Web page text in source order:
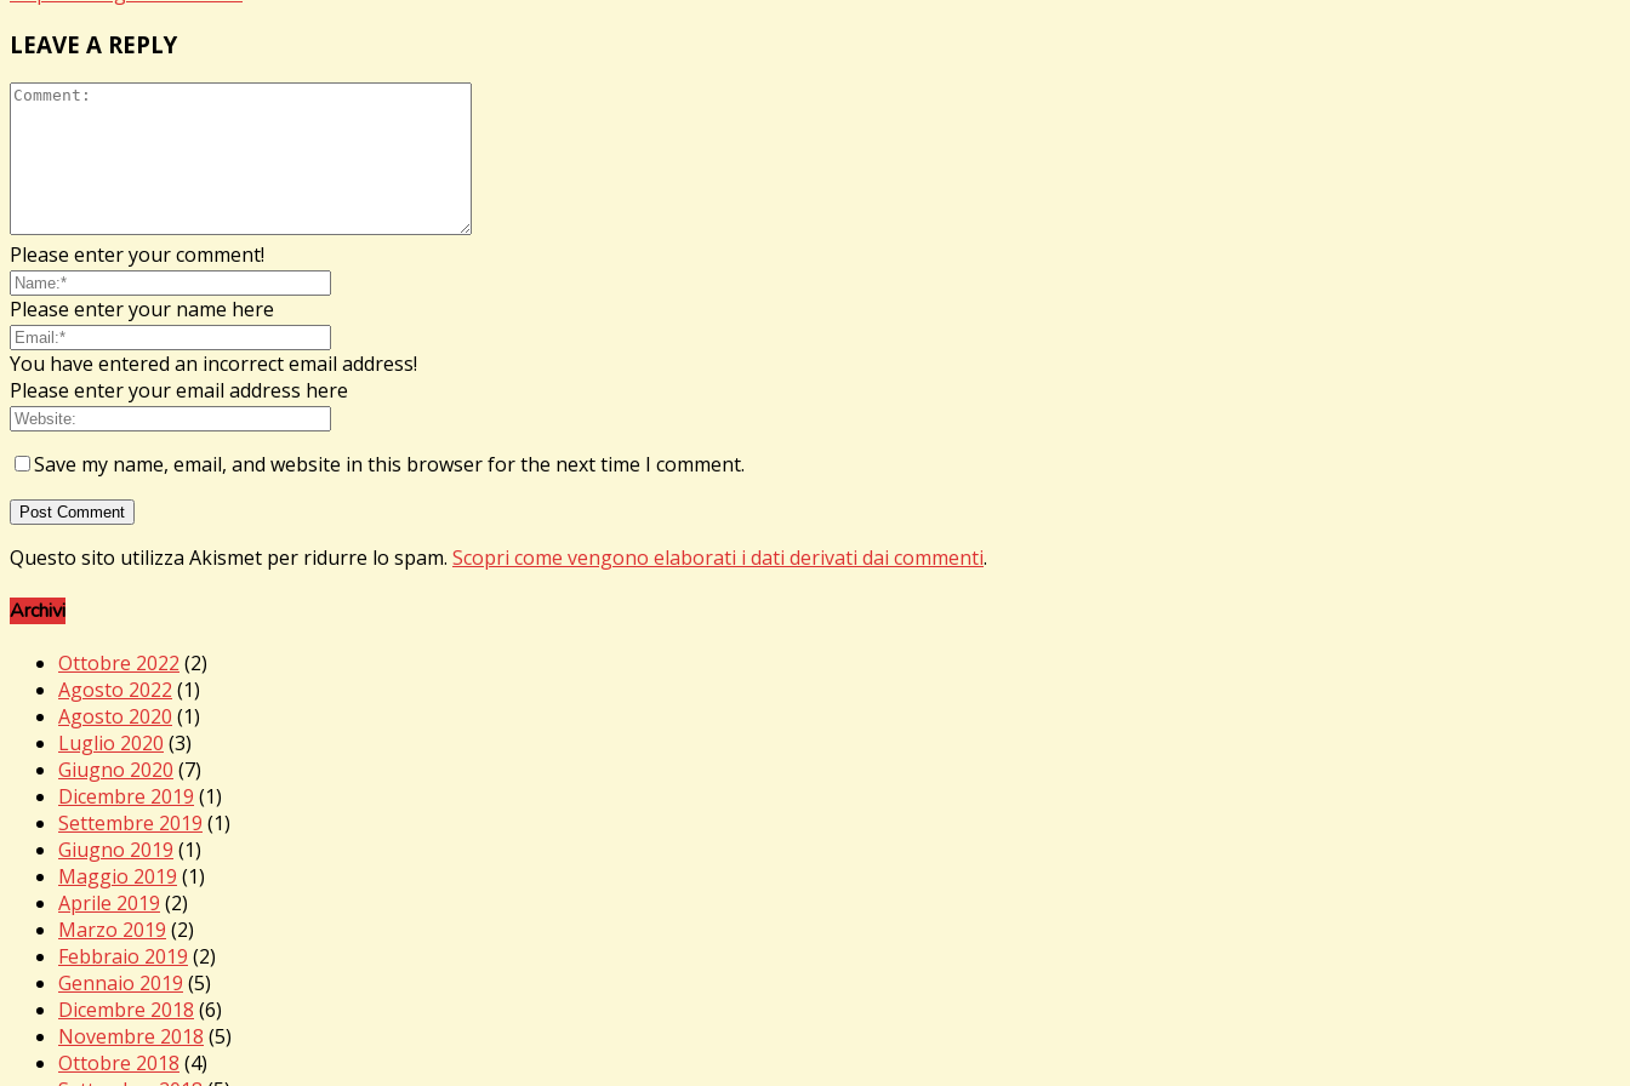
LEAVE A REPLY
Please enter your comment!
Please enter your name here
You have entered an incorrect email address!
Please enter your email address here
Save my name, email, and website in this browser for the next time I comment.
Questo sito utilizza Akismet per ridurre lo spam. Scopri come vengono elaborati i dati derivati dai commenti.
Archivi
Ottobre 2022 (2)
Agosto 2022 (1)
Agosto 2020 (1)
Luglio 2020 (3)
Giugno 2020 (7)
Dicembre 2019 (1)
Settembre 2019 (1)
Giugno 2019 (1)
Maggio 2019 (1)
Aprile 2019 (2)
Marzo 2019 (2)
Febbraio 2019 (2)
Gennaio 2019 (5)
Dicembre 2018 (6)
Novembre 2018 (5)
Ottobre 2018 (4)